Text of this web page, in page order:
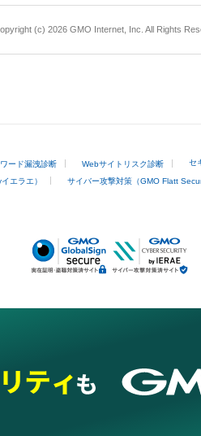
(c) 2026 GMO Internet, Inc. All Rights
ード漏洩診断 Webサイトリスク診断 セ
エラエ） サイバー攻撃対策（GMO Flatt